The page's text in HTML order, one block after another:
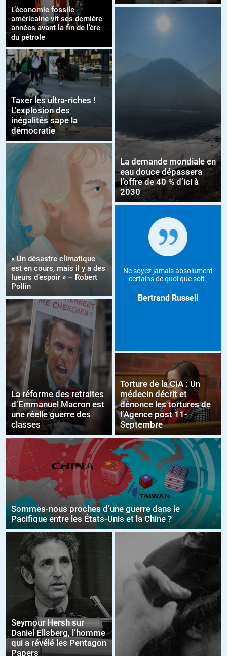
L’économie fossile
américaine vit ses dernière
années avant la fin de l’ère
du pétrole
Taxer les ultra-riches !
L’explosion des
inégalités sape la
démocratie
« Un désastre climatique
est en cours, mais il y a des
lueurs d’espoir » – Robert
Pollin
La réforme des retraites
d’Emmanuel Macron est
une réelle guerre des
classes
La demande mondiale en
eau douce dépassera
l’offre de 40 % d’ici à
2030
Ne soyez jamais absolument
certains de quoi que soit.
Bertrand Russell
Torture de la CIA : Un
médecin décrit et
dénonce les tortures de
l’Agence post 11-
Septembre
Sommes-nous proches d’une guerre dans le
Pacifique entre les États-Unis et la Chine ?
Seymour Hersh sur
Daniel Ellsberg, l’homme
qui a révélé les Pentagon
Papers